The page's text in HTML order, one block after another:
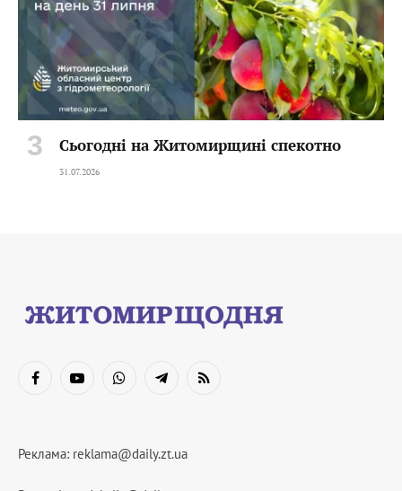
Сьогодні на Житомирщині спекотно
31.07.2026
FacebookYouTubeWhatsAppTelegramRSS
Реклама: reklama@daily.zt.ua